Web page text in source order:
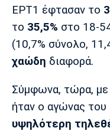
Γιουνάιτεντ
Λίβερπουλ
ΕΡΤ1 έφτασαν το
το 35,5% στο 18-
(10,7% σύνολο,
χαώδη διαφορά.
Σύμφωνα, τώρα, με
ήταν ο αγώνας
υψηλότερη